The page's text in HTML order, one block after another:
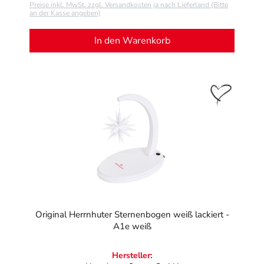
Preise inkl. MwSt. zzgl. Versandkosten ja nach Lieferland (Bitte
an der Kasse angeben)
In den Warenkorb
Original Herrnhuter Sternenbogen weiß lackiert -
A1e weiß
Hersteller: